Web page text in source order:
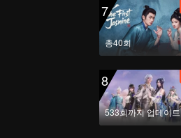
7
총40회
8
533회까지 업데이트